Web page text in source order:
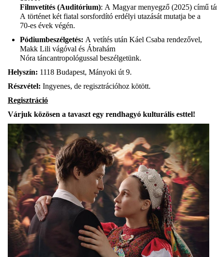
Filmvetítés (Auditórium): A Magyar menyegző (2025) című
A történet két fiatal sorsfordító erdélyi utazását mutatja be a
70-es évek végén.
Pódiumbeszélgetés: A vetítés után Káel Csaba rendezővel,
Makk Lili vágóval és Ábrahám
Nóra táncantropológussal beszélgetünk.
Helyszín: 1118 Budapest, Mányoki út 9.
Részvétel: Ingyenes, de regisztrációhoz kötött.
Regisztráció
Várjuk közösen a tavaszt egy rendhagyó kulturális esttel!